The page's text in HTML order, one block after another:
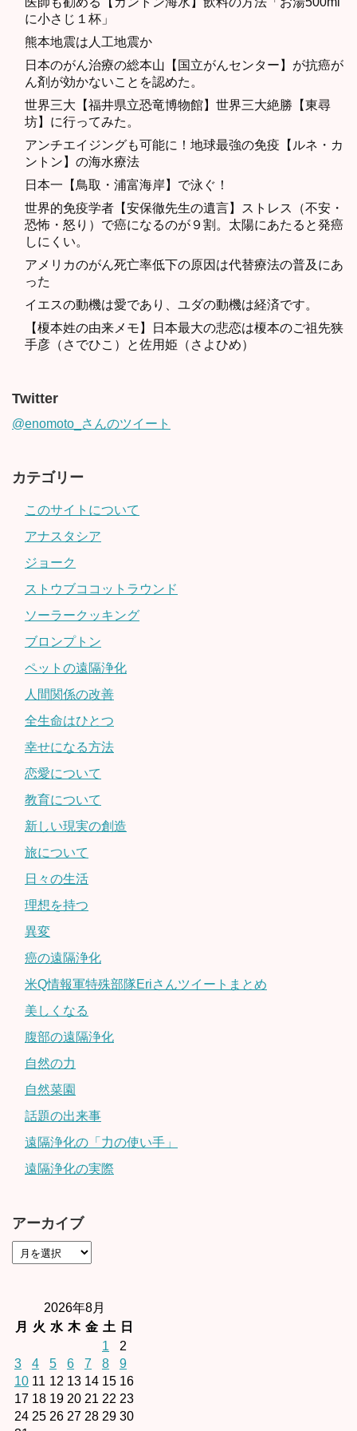
に小さじ１杯」
熊本地震は人工地震か
日本のがん治療の総本山【国立がんセンター】が抗癌が
ん剤が効かないことを認めた。
世界三大【福井県立恐竜博物館】世界三大絶勝【東尋
坊】に行ってみた。
アンチエイジングも可能に！地球最強の免疫【ルネ・カ
ントン】の海水療法
日本一【鳥取・浦富海岸】で泳ぐ！
世界的免疫学者【安保徹先生の遺言】ストレス（不安・
恐怖・怒り）で癌になるのが９割。太陽にあたると発癌
しにくい。
アメリカのがん死亡率低下の原因は代替療法の普及にあ
った
イエスの動機は愛であり、ユダの動機は経済です。
【榎本姓の由来メモ】日本最大の悲恋は榎本のご祖先狭
手彦（さでひこ）と佐用姫（さよひめ）
Twitter
@enomoto_さんのツイート
カテゴリー
このサイトについて
アナスタシア
ジョーク
ストウブココットラウンド
ソーラークッキング
ブロンプトン
ペットの遠隔浄化
人間関係の改善
全生命はひとつ
幸せになる方法
恋愛について
教育について
新しい現実の創造
旅について
日々の生活
理想を持つ
異変
癌の遠隔浄化
米Q情報軍特殊部隊Eriさんツイートまとめ
美しくなる
腹部の遠隔浄化
自然の力
自然菜園
話題の出来事
遠隔浄化の「力の使い手」
遠隔浄化の実際
アーカイブ
2026年8月
月
火 水 木 金 土
日
1
2
3
4 5 6 7 8
9
10 11 12 13 14 15 16
17 18 19 20 21 22 23
24 25 26 27 28 29 30